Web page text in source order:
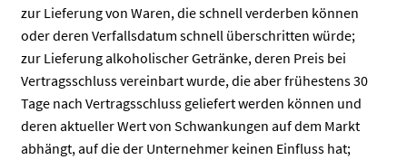
zur Lieferung von Waren, die schnell verderben können
oder deren Verfallsdatum schnell überschritten würde;
zur Lieferung alkoholischer Getränke, deren Preis bei
Vertragsschluss vereinbart wurde, die aber frühestens 30
Tage nach Vertragsschluss geliefert werden können und
deren aktueller Wert von Schwankungen auf dem Markt
abhängt, auf die der Unternehmer keinen Einfluss hat;